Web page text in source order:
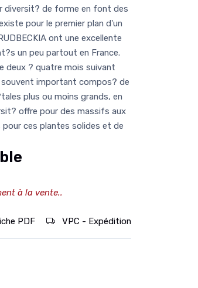
diversit? de forme en font des
pour le premier plan d'un
ont une excellente
un peu partout en France.
deux ? quatre mois suivant
important compos? de
plus ou moins grands, en
offre pour des massifs aux
ces plantes solides et de
à la vente..
PDF VPC - Expédition